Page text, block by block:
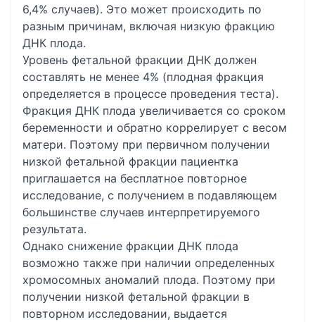
6,4% случаев). Это может происходить по
разным причинам, включая низкую фракцию
ДНК плода.
Уровень фетальной фракции ДНК должен
составлять не менее 4% (плодная фракция
определяется в процессе проведения теста).
Фракция ДНК плода увеличивается со сроком
беременности и обратно коррелирует с весом
матери. Поэтому при первичном получении
низкой фетальной фракции пациентка
приглашается на бесплатное повторное
исследование, с получением в подавляющем
большинстве случаев интерпретируемого
результата.
Однако снижение фракции ДНК плода
возможно также при наличии определенных
хромосомных аномалий плода. Поэтому при
получении низкой фетальной фракции в
повторном исследовании, выдается